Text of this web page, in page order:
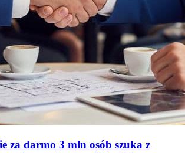
za darmo 3 mln osób szuka z